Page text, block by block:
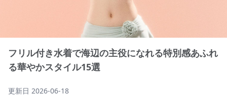
フリル付き水着で海辺の主役になれる特別感あふれ
る華やかスタイル15選
更新日 2026-06-18